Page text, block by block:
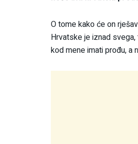
O tome kako će on
Hrvatske je iznad
kod mene imati prođu, a